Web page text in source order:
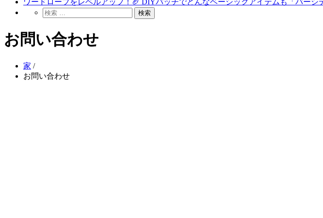
ワードローブをレベルアップ！🏈 DIYパッチでどんなベーシックアイテムも「バーシ
お問い合わせ
家 /
お問い合わせ